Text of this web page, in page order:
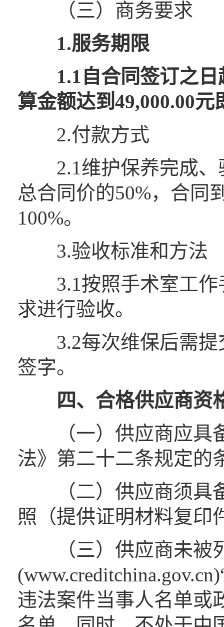
（三）商务要求
1.服务期限
1.1自合同签订之
算金额达到49,000.00元
2.付款方式
2.1维护保养完成、
总合同价的50%，合同
100%。
3.验收标准和方法
3.1按照手术室工作
求进行验收。
3.2每次维保后需提
签字。
四、 合格供应商资
（一）供应商应具
法》第二十二条规定的
（二）供应商须具备
照（提供证明材料复印
（三）供应商未被
违法案件当事人名单或